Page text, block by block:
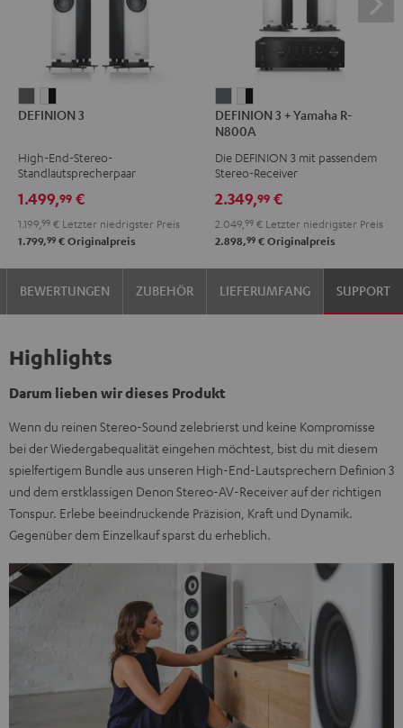
3
3
/
Schwarz
DEFINION 3
High-End-Stereo-
Standlautsprecherpaar
1.499,99 €
1.199, 99 € Letzter niedrigster Preis
1.799,99 € Originalpreis
3
+
Yamaha
N800A
Anthrazit
3
+
Yamaha
N800A
Weiß
/
Schwarz
DEFINION 3 + Yamaha R-
N800A
Die DEFINION 3 mit passendem
Stereo-Receiver
2.349,99 €
2.049, 99 € Letzter niedrigster Preis
2.898,99 € Originalpreis
BEWERTUNGEN ZUBEHÖR LIEFERUMFANG SUPPORT
Highlights
Darum lieben wir dieses Produkt
Wenn du reinen Stereo-Sound zelebrierst und keine Kompromisse
bei der Wiedergabequalität eingehen möchtest, bist du mit diesem
spielfertigem Bundle aus unseren High-End-Lautsprechern Definion 3
und dem erstklassigen Denon Stereo-AV-Receiver auf der richtigen
Tonspur. Erlebe beeindruckende Präzision, Kraft und Dynamik.
Gegenüber dem Einzelkauf sparst du erheblich.